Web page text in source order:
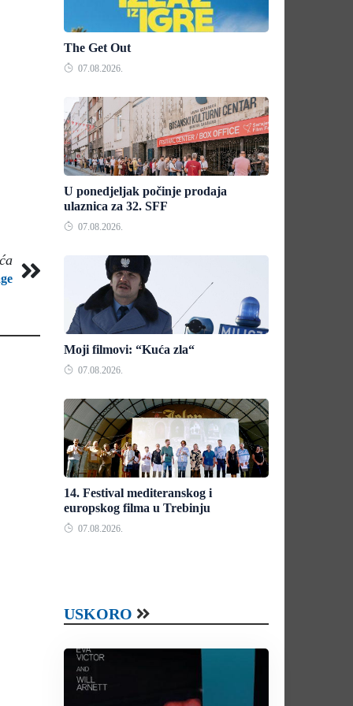
The Get Out
07.08.2026.
U ponedjeljak počinje prodaja
ulaznica za 32. SFF
07.08.2026.
Moji filmovi: “Kuća zla“
07.08.2026.
14. Festival mediteranskog i
europskog filma u Trebinju
07.08.2026.
USKORO